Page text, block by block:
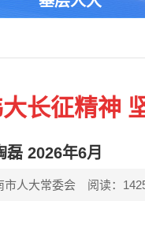
长征精神
磊 2026年6月
市人大常委会 阅读：